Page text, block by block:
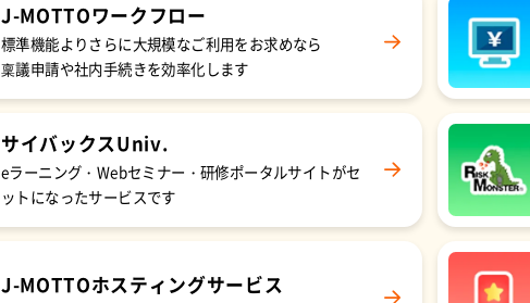
J-MOTTOワークフロー
標準機能よりさらに大規模なご利用をお求めなら
稟議申請や社内手続きを効率化します
サイバックスUniv.
eラーニング・Webセミナー・研修ポータルサイトがセ
ットになったサービスです
J-MOTTOホスティングサービス